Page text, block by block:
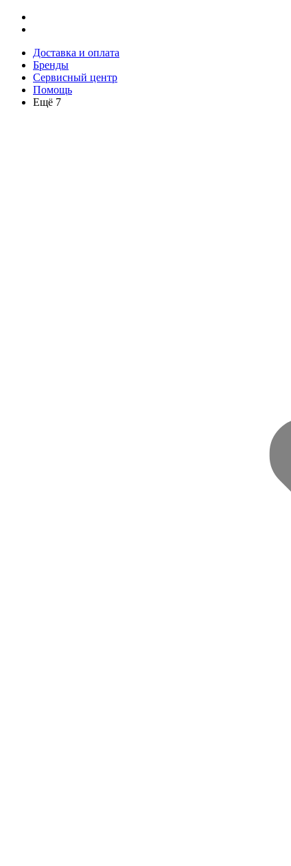
Доставка и оплата
Бренды
Сервисный центр
Помощь
Ещё 7